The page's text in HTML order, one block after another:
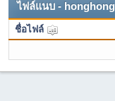
ไฟล์แนบ - honghong
ชื่อไฟล์